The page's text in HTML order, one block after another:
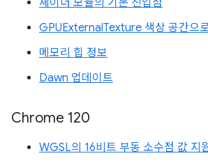
셰이더 모듈의 기본 진입점
GPUExternalTexture 색상 공간으
메모리 힙 정보
Dawn 업데이트
Chrome 120
WGSL의 16비트 부동 소수점 값 지